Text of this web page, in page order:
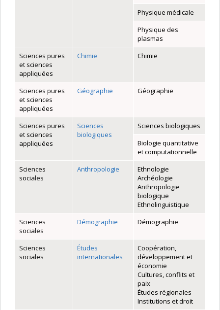
Physique médicale
Physique des
plasmas
Sciences pures
et sciences
appliquées
Chimie Chimie
Sciences pures
et sciences
appliquées
Géographie Géographie
Sciences pures
et sciences
appliquées
Sciences
biologiques
Sciences biologiques
Biologie quantitative
et computationnelle
Sciences
sociales
Anthropologie
Ethnologie
Archéologie
Anthropologie
biologique
Ethnolinguistique
Sciences
sociales
Démographie Démographie
Sciences
sociales
Études
internationales
Coopération,
développement et
économie
Cultures, conflits et
paix
Études régionales
Institutions et droit